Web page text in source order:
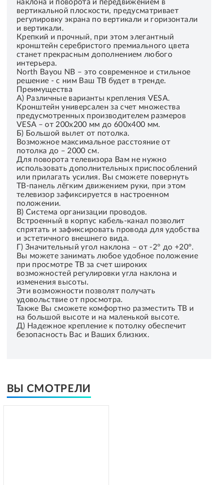
наклона и поворота и передвижением в
вертикальной плоскости, предусматривает
регулировку экрана по вертикали и горизонтали
и вертикали.
Крепкий и прочный, при этом элегантный
кронштейн серебристого премиального цвета
станет прекрасным дополнением любого
интерьера.
North Bayou NB – это современное и стильное
решение - с ним Ваш ТВ будет в тренде.
Преимущества
А) Различные варианты крепления VESA.
Кронштейн универсален за счет множества
предусмотренных производителем размеров
VESA – от 200x200 мм до 600x400 мм.
Б) Большой вылет от потолка.
Возможное максимальное расстояние от
потолка до – 2000 см.
Для поворота телевизора Вам не нужно
использовать дополнительных приспособлений
или прилагать усилия. Вы сможете повернуть
ТВ-панель лёгким движением руки, при этом
телевизор зафиксируется в настроенном
положении.
В) Система организации проводов.
Встроенный в корпус кабель-канал позволит
спрятать и зафиксировать провода для удобства
и эстетичного внешнего вида.
Г) Значительный угол наклона – от -2° до +20°.
Вы можете занимать любое удобное положение
при просмотре ТВ за счет широких
возможностей регулировки угла наклона и
изменения высоты.
Эти возможности позволят получать
удовольствие от просмотра.
Также Вы сможете комфортно разместить ТВ и
на большой высоте и на маленькой высоте.
Д) Надежное крепление к потолку обеспечит
безопасность Вас и Ваших близких.
ВЫ СМОТРЕЛИ